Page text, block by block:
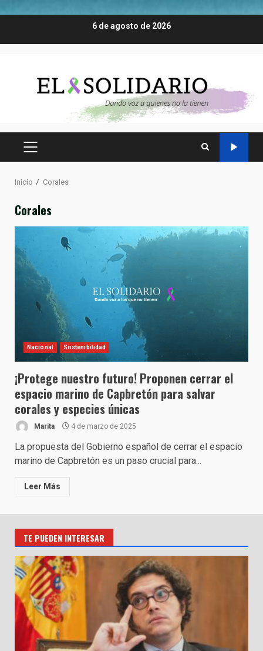
6 de agosto de 2026
MENÚ
Inicio Corales
Corales
Nacional Sostenibilidad
¡Protege nuestro futuro! Proponen cerrar el
espacio marino de Capbretón para salvar
corales y especies únicas
Marita 4 de marzo de 2025
La propuesta del Gobierno español de cerrar el espacio
marino de Capbretón es un paso crucial para...
Leer Más
TE PUEDEN INTERESAR